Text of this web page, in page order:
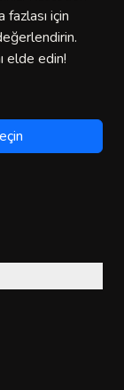
için
elde edin!